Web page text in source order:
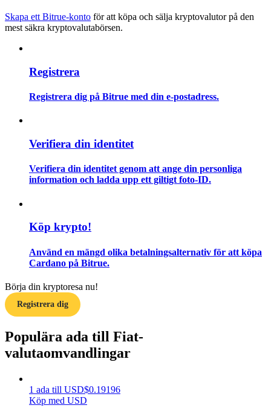
Futures startguide
Tjäna
Skapa ett Bitrue-konto för att köpa och sälja kryptovalutor på den
mest säkra kryptovalutabörsen.
Registrera
Registrera dig på Bitrue med din e-postadress.
Verifiera din identitet
Verifiera din identitet genom att ange din personliga
information och ladda upp ett giltigt foto-ID.
Köp krypto!
Använd en mängd olika betalningsalternativ för att köpa
Cardano på Bitrue.
Börja din kryptoresa nu!
Registrera dig
Populära ada till Fiat-
valutaomvandlingar
1 ada till USD$0.19196
Köp med USD